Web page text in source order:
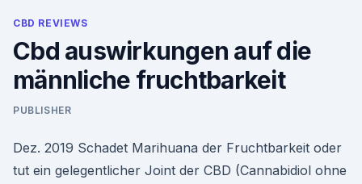
CBD REVIEWS
Cbd auswirkungen auf die
männliche fruchtbarkeit
PUBLISHER
Dez. 2019 Schadet Marihuana der Fruchtbarkeit oder
tut ein gelegentlicher Joint der CBD (Cannabidiol ohne